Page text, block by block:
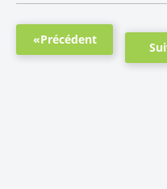
«Précédent